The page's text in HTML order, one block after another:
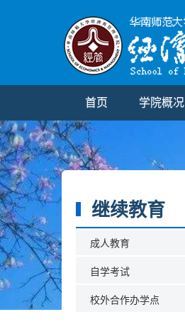
首页 学院概况
继续教育
成人教育
自学考试
校外合作办学点